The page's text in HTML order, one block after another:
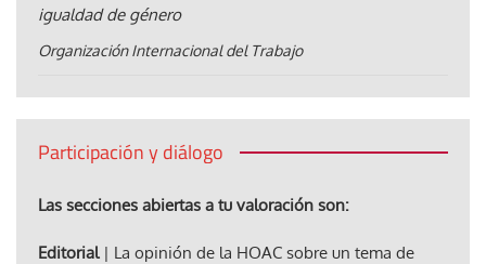
igualdad de género
Organización Internacional del Trabajo
Participación y diálogo
Las secciones abiertas a tu valoración son:
Editorial| La opinión de la HOAC sobre un tema de